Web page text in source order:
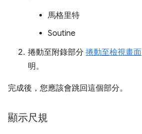
馬格里特
Soutine
捲動至附錄部分 捲動至檢視畫面
明。
完成後，您應該會跳回這個部分。
顯示尺規